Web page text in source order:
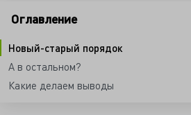
Оглавление
Новый-старый порядок
А в остальном?
Какие делаем выводы